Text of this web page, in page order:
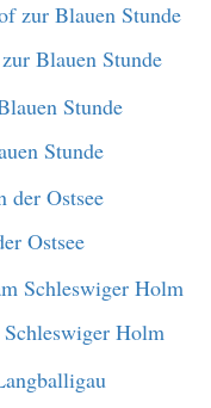
Blauen Stunde
Stunde
Ostsee
Holm